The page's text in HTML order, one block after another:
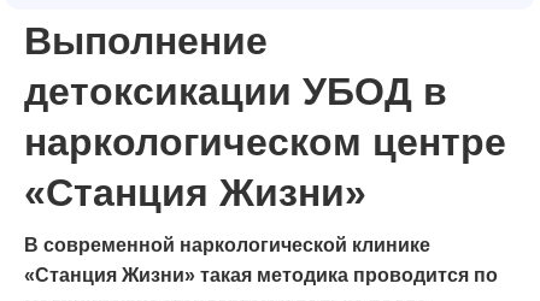
Выполнение
детоксикации УБОД в
наркологическом центре
«Станция Жизни»
В современной наркологической клинике
«Станция Жизни» такая методика проводится по